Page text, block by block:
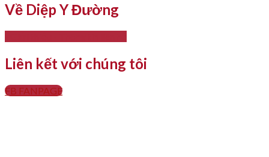
Về Diệp Y Đường
Liên kết với chúng tôi
FB FANPAGE